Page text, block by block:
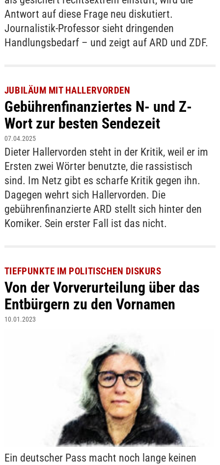
Antwort auf diese Frage neu diskutiert.
Journalistik-Professor sieht dringenden
Handlungsbedarf – und zeigt auf ARD und ZDF.
JUBILÄUM MIT HALLERVORDEN
Gebührenfinanziertes N- und Z-
Wort zur besten Sendezeit
07.04.2025
Dieter Hallervorden steht in der Kritik, weil er im
Ersten zwei Wörter benutzte, die rassistisch
sind. Im Netz gibt es scharfe Kritik gegen ihn.
Dagegen wehrt sich Hallervorden. Die
gebührenfinanzierte ARD stellt sich hinter den
Komiker. Sein erster Fall ist das nicht.
TIEFPUNKTE IM POLITISCHEN DISKURS
Von der Vorverurteilung über das
Entbürgern zu den Vornamen
10.01.2023
Ein deutscher Pass macht noch lange keinen